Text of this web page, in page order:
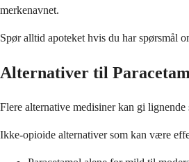
merkenavnet.
Spør alltid apoteket hvis du har spørsmål
Alternativer til
Flere alternative medisiner kan gi
Ikke-opioide alternativer som kan være